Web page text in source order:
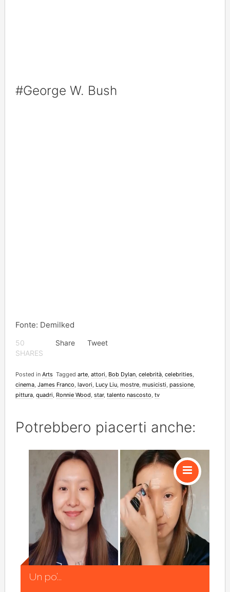
#George W. Bush
Fonte: Demilked
50
SHARES
Share Tweet
Posted in Arts Tagged arte, attori Bob Dylan, celebrità, celebrities,
cinema James Franco lavori Lucy Liu mostre musicisti passione
pittura quadri Ronnie Wood star, talento nascosto tv
Potrebbero piacerti anche:
Un po’...
Social